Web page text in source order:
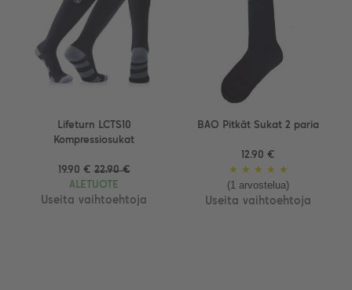
Lifeturn LCTS10
Kompressiosukat
19.90 € 22.90 €
ALETUOTE
Useita vaihtoehtoja
BAO Pitkät Sukat 2 paria
12.90 €
★ ★ ★ ★ ★
(1 arvostelua)
Useita vaihtoehtoja